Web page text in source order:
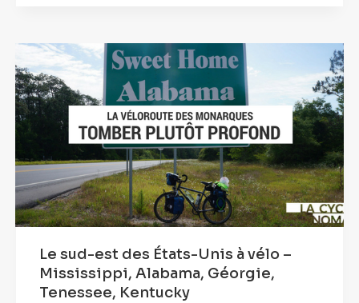
Le sud-est des États-Unis à vélo –
Mississippi, Alabama, Géorgie,
Tenessee, Kentucky